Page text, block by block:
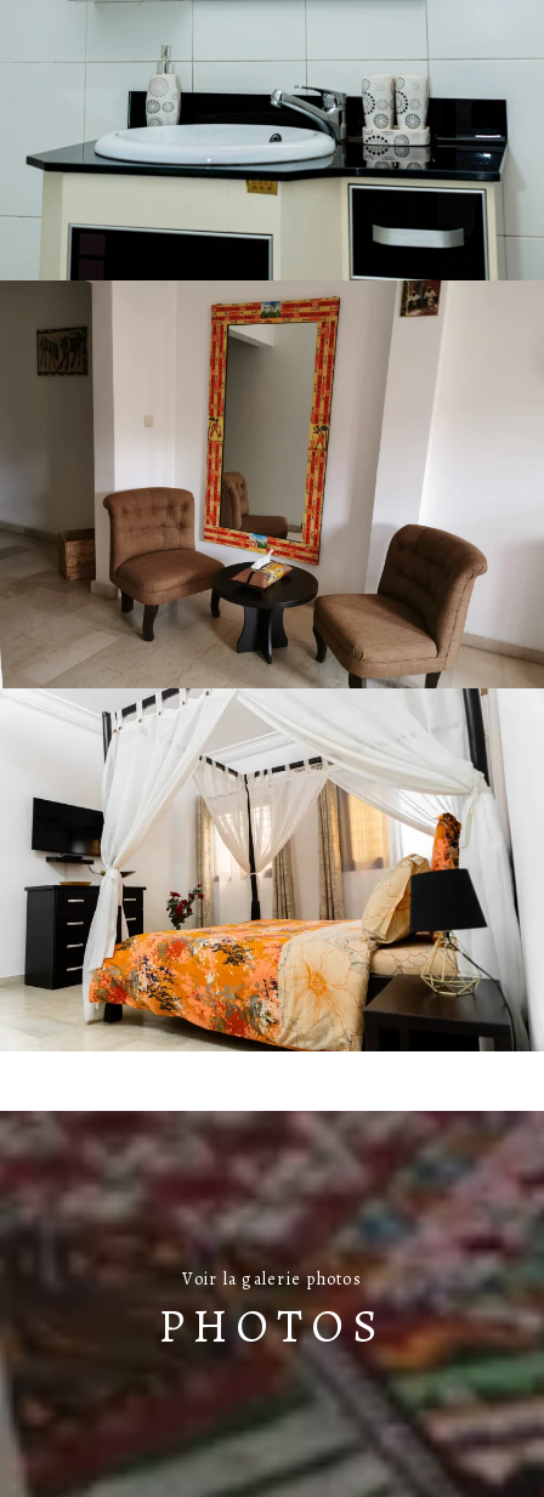
Voir la galerie photos
PHOTOS